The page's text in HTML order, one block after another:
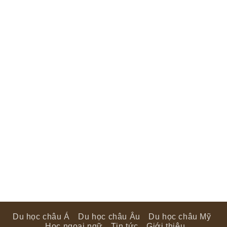
Du học châu Á Du học châu Âu
Du học châu Mỹ